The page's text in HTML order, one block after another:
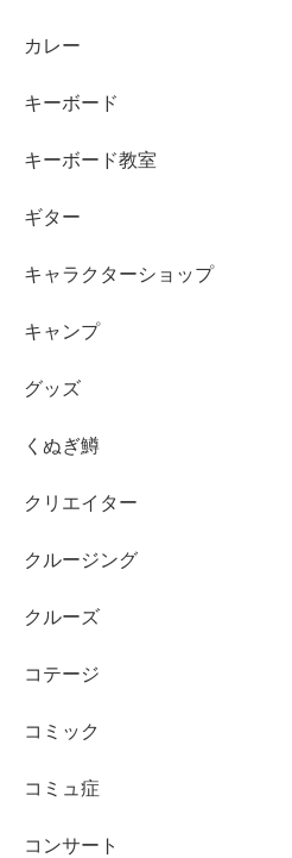
カレー
キーボード
キーボード教室
ギター
キャラクターショップ
キャンプ
グッズ
くぬぎ鱒
クリエイター
クルージング
クルーズ
コテージ
コミック
コミュ症
コンサート